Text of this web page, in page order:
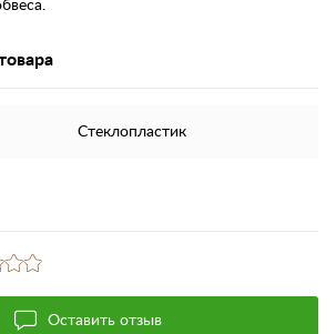
Стеклопластик
Оставить отзыв